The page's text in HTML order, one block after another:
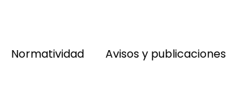
Normatividad Avisos y publicaciones